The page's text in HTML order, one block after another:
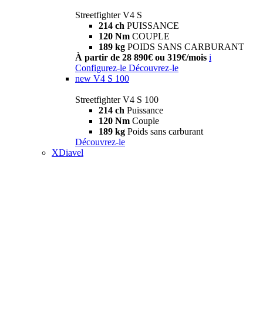
Streetfighter V4 S
214 ch PUISSANCE
120 Nm COUPLE
189 kg POIDS SANS CARBURANT
À partir de 28 890€ ou 319€/mois i
Configurez-le Découvrez-le
new V4 S 100
Streetfighter V4 S 100
214 ch Puissance
120 Nm Couple
189 kg Poids sans carburant
Découvrez-le
XDiavel